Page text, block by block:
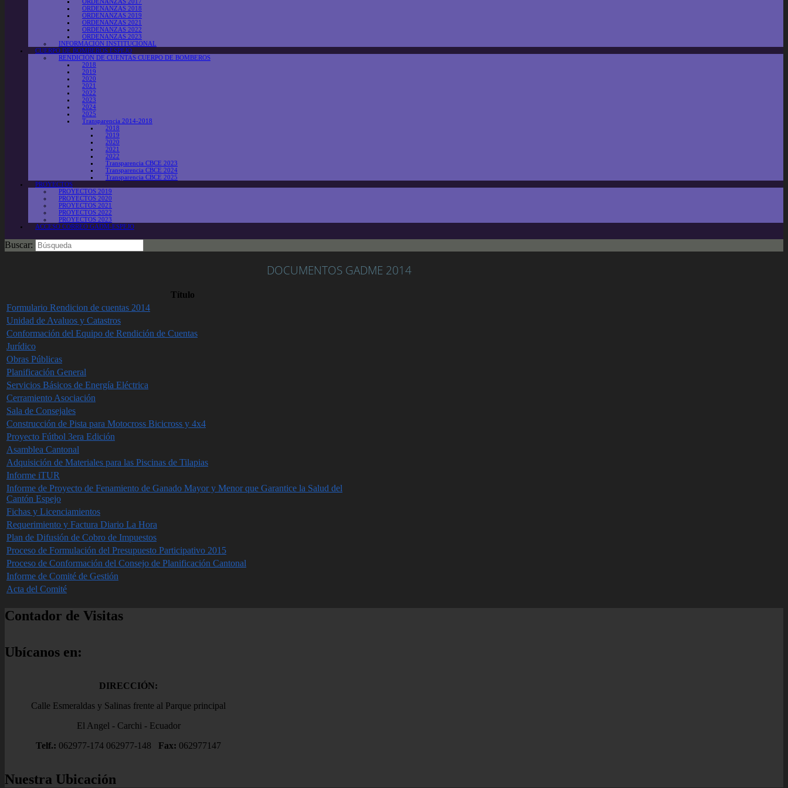
ORDENANZAS 2018
ORDENANZAS 2019
ORDENANZAS 2021
ORDENANZAS 2022
ORDENANZAS 2023
INFORMACIÓN INSTITUCIONAL
CUERPO DE BOMBEROS ESPEJO
RENDICIÓN DE CUENTAS CUERPO DE BOMBEROS
2018
2019
2020
2021
2022
2023
2024
2025
Transparencia 2014-2018
2018
2019
2020
2021
2022
Transparencia CBCE 2023
Transparencia CBCE 2024
Transparencia CBCE 2025
PROYECTOS
PROYECTOS 2019
PROYECTOS 2020
PROYECTOS 2021
PROYECTOS 2022
PROYECTOS 2023
ACCESO CORREO GADM-ESPEJO
Buscar:
DOCUMENTOS GADME 2014
Título
Formulario Rendicion de cuentas 2014
Unidad de Avaluos y Catastros
Conformación del Equipo de Rendición de Cuentas
Jurídico
Obras Públicas
Planificación General
Servicios Básicos de Energía Eléctrica
Cerramiento Asociación
Sala de Consejales
Construcción de Pista para Motocross Bicicross y 4x4
Proyecto Fútbol 3era Edición
Asamblea Cantonal
Adquisición de Materiales para las Piscinas de Tilapias
Informe iTUR
Informe de Proyecto de Fenamiento de Ganado Mayor y Menor que Garantice la Salud del
Cantón Espejo
Fichas y Licenciamientos
Requerimiento y Factura Diario La Hora
Plan de Difusión de Cobro de Impuestos
Proceso de Formulación del Presupuesto Participativo 2015
Proceso de Conformación del Consejo de Planificación Cantonal
Informe de Comité de Gestión
Acta del Comité
Contador de Visitas
Ubícanos en:
DIRECCIÓN:
Calle Esmeraldas y Salinas frente al Parque principal
El Angel - Carchi - Ecuador
Telf.: 062977-174 062977-148Fax: 062977147
Nuestra Ubicación